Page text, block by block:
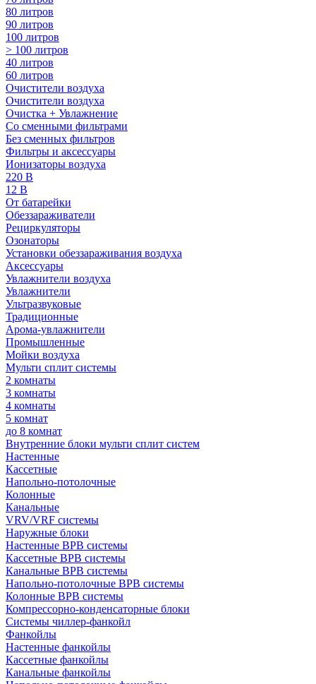
80 литров
90 литров
100 литров
> 100 литров
40 литров
60 литров
Очистители воздуха
Очистители воздуха
Очистка + Увлажнение
Cо сменными фильтрами
Без сменных фильтров
Фильтры и аксессуары
Ионизаторы воздуха
220 В
12 В
От батарейки
Обеззараживатели
Рециркуляторы
Озонаторы
Установки обеззараживания воздуха
Аксессуары
Увлажнители воздуха
Увлажнители
Ультразвуковые
Традиционные
Арома-увлажнители
Промышленные
Мойки воздуха
Мульти сплит системы
2 комнаты
3 комнаты
4 комнаты
5 комнат
до 8 комнат
Внутренние блоки мульти сплит систем
Настенные
Кассетные
Напольно-потолочные
Колонные
Канальные
VRV/VRF системы
Наружные блоки
Настенные ВРВ системы
Кассетные ВРВ системы
Канальные ВРВ системы
Напольно-потолочные ВРВ системы
Колонные ВРВ системы
Компрессорно-конденсаторные блоки
Системы чиллер-фанкойл
Фанкойлы
Настенные фанкойлы
Кассетные фанкойлы
Канальные фанкойлы